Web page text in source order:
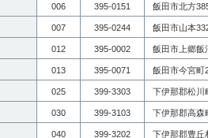
006 395-0151 飯田市北方
007 395-0244 飯田市山本
012 395-0002 飯田市上郷飯
013 395-0071 飯田市今宮
025 399-3303 下伊那郡松
030 399-3103 下伊那郡高森
040 399-3202 下伊那郡豊丘